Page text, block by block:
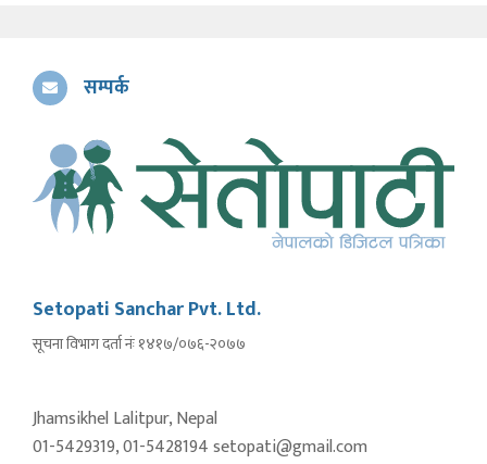
सम्पर्क
Setopati Sanchar Pvt. Ltd.
सूचना विभाग दर्ता नंः १४१७/०७६-२०७७
Jhamsikhel Lalitpur, Nepal
01-5429319, 01-5428194 setopati@gmail.com